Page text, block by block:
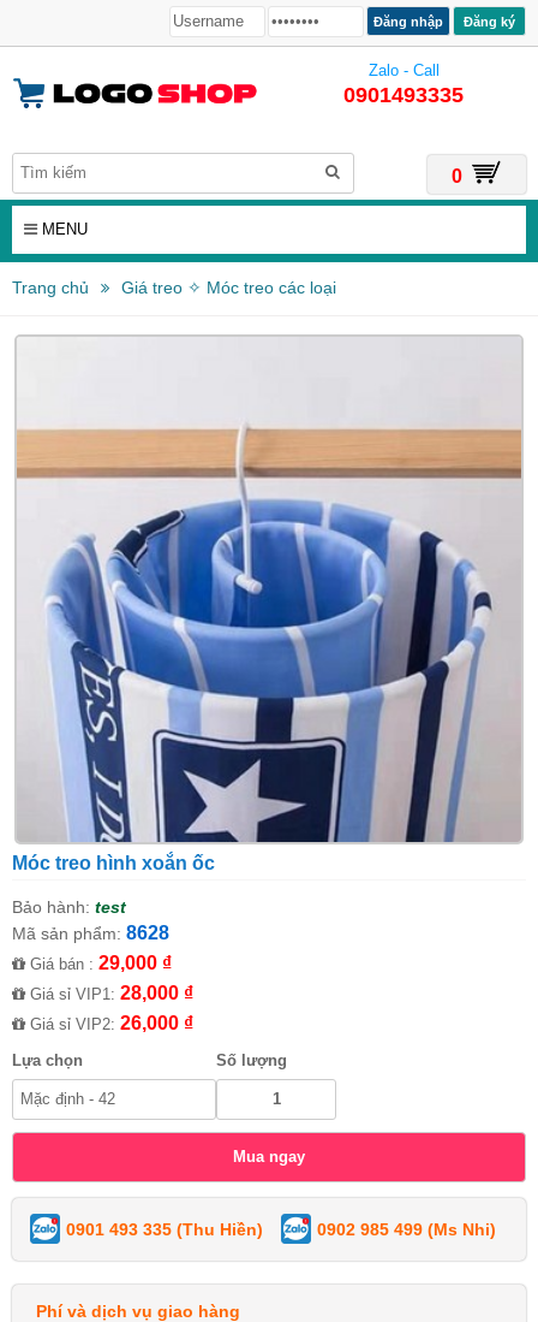
Đăng ký
Zalo - Call
0901493335
0
MENU
Trang chủ Giá treo ✧ Móc treo các loại
Móc treo hình xoắn ốc
Bảo hành: test
Mã sản phẩm: 8628
Giá bán : 29,000 ₫
Giá sỉ VIP1: 28,000 ₫
Giá sỉ VIP2: 26,000 ₫
Lựa chọn Số lượng
0901 493 335 (Thu Hiền) 0902 985 499 (Ms Nhi)
Phí và dịch vụ giao hàng